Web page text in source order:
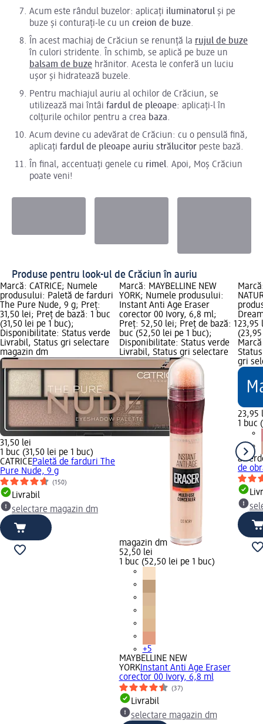
Acum este rândul buzelor: aplicați iluminatorul și pe
buze și conturați-le cu un creion de buze.
În acest machiaj de Crăciun se renunță la rujul de buze
în culori stridente. În schimb, se aplică pe buze un
balsam de buze hrănitor. Acesta le conferă un luciu
ușor și hidratează buzele.
Pentru machiajul auriu al ochilor de Crăciun, se
utilizează mai întâi fardul de pleoape: aplicați-l în
colțurile ochilor pentru a crea baza.
Acum devine cu adevărat de Crăciun: cu o pensulă fină,
aplicați fardul de pleoape auriu strălucitor peste bază.
În final, accentuați genele cu rimel. Apoi, Moș Crăciun
poate veni!
Produse pentru look-ul de Crăciun în auriu
Marcă: CATRICE; Numele
produsului: Paletă de farduri
The Pure Nude, 9 g; Preț:
31,50 lei; Preț de bază: 1 buc
(31,50 lei pe 1 buc);
Disponibilitate: Status verde
Livrabil, Status gri selectare
magazin dm
31,50 lei
1 buc (31,50 lei pe 1 buc)
CATRICEPaletă de farduri The
Pure Nude, 9 g
(150)
Livrabil
selectare magazin dm
Marcă: MAYBELLINE NEW
YORK; Numele produsului:
Instant Anti Age Eraser
corector 00 Ivory, 6,8 ml;
Preț: 52,50 lei; Preț de bază: 1
buc (52,50 lei pe 1 buc);
Disponibilitate: Status verde
Livrabil, Status gri selectare
magazin dm
52,50 lei
1 buc (52,50 lei pe 1 buc)
+5
MAYBELLINE NEW
YORKInstant Anti Age Eraser
corector 00 Ivory, 6,8 ml
(37)
Livrabil
selectare magazin dm
23,95
gri
23,95
1 buc
de